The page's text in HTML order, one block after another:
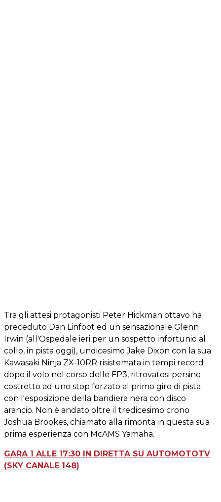
Tra gli attesi protagonisti Peter Hickman ottavo ha
preceduto Dan Linfoot ed un sensazionale Glenn
Irwin (all'Ospedale ieri per un sospetto infortunio al
collo, in pista oggi), undicesimo Jake Dixon con la sua
Kawasaki Ninja ZX-10RR risistemata in tempi record
dopo il volo nel corso delle FP3, ritrovatosi persino
costretto ad uno stop forzato al primo giro di pista
con l'esposizione della bandiera nera con disco
arancio. Non è andato oltre il tredicesimo crono
Joshua Brookes, chiamato alla rimonta in questa sua
prima esperienza con McAMS Yamaha.
GARA 1 ALLE 17:30 IN DIRETTA SU AUTOMOTOTV
(SKY CANALE 148)